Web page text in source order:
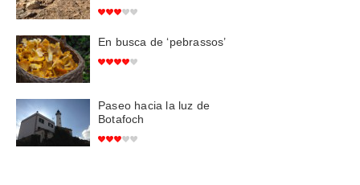
En busca de ‘pebrassos’
Paseo hacia la luz de
Botafoch